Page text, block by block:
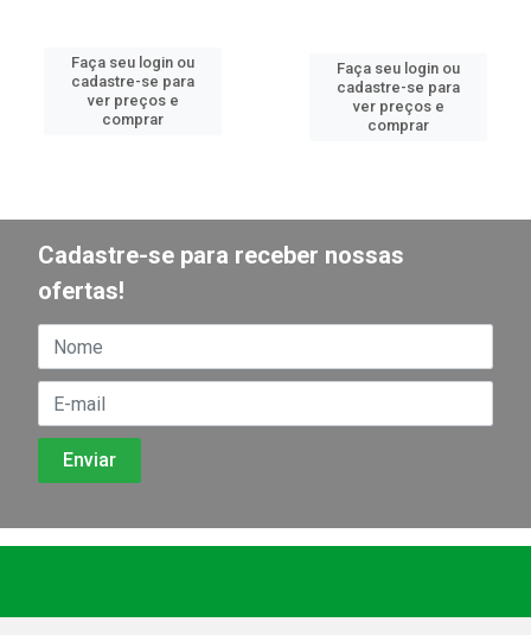
Faça seu login ou
cadastre-se para
ver preços e
comprar
Faça seu login ou
cadastre-se para
ver preços e
comprar
Cadastre-se para receber nossas
ofertas!